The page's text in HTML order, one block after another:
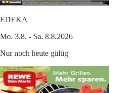
EDEKA
Mo. 3.8. - Sa. 8.8.2026
Nur noch heute gültig